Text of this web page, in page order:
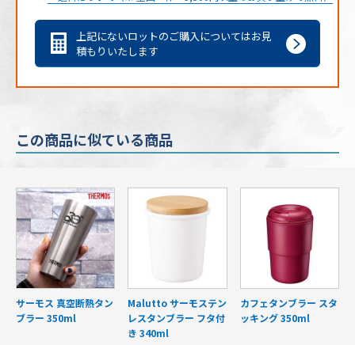
上記にないロットのご購入についてはお見
積もりいたします
この商品に似ている商品
サーモス 真空断熱タン
ブラー 350ml
Malutto サーモステン
レスタンブラー フタ付
き 340ml
カフェタンブラー スタ
ッキング 350ml